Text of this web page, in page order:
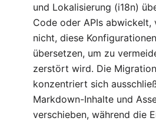
und Lokalisierung (i18n)
Code oder APIs abwickelt,
nicht, diese
übersetzen, um zu
zerstört wird. Die
konzentriert sich
Markdown-Inhalte und
verschieben, während die